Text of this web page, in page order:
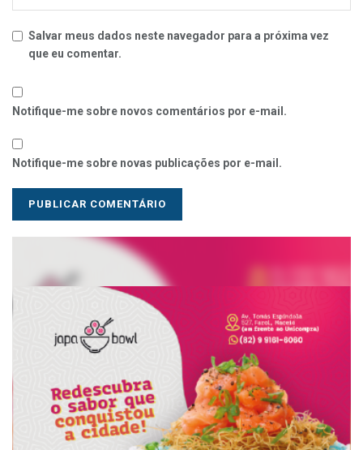
Salvar meus dados neste navegador para a próxima vez
que eu comentar.
Notifique-me sobre novos comentários por e-mail.
Notifique-me sobre novas publicações por e-mail.